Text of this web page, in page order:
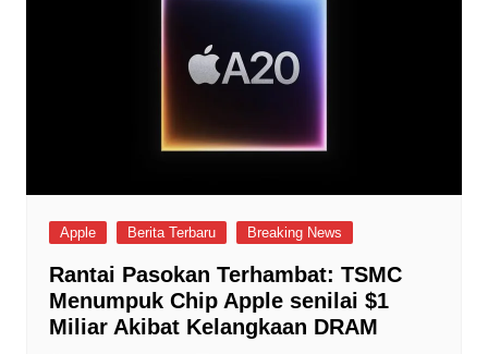
Apple Berita Terbaru Breaking News
Rantai Pasokan Terhambat: TSMC
Menumpuk Chip Apple senilai $1
Miliar Akibat Kelangkaan DRAM